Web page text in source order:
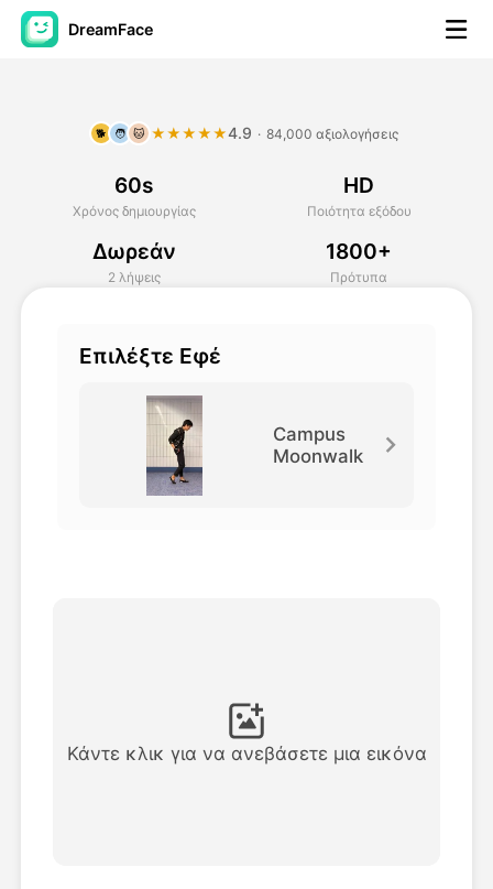
DreamFace
Βίντεο του Avatar
Βίντεο
Φωτογραφία
Δείτε όλα τα πρότυπα
🐕 🧑 🐱 ★★★★★4.9 · 84,000 αξιολογήσεις
60s
Χρόνος δημιουργίας
HD
Ποιότητα εξόδου
Δωρεάν
2 λήψεις
1800+
Πρότυπα
Επιλέξτε Εφέ
Campus
Moonwalk
Κάντε κλικ για να ανεβάσετε μια εικόνα